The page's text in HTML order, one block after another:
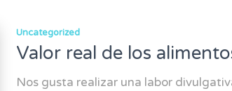
Uncategorized
Valor real de los
Nos gusta realizar una labor